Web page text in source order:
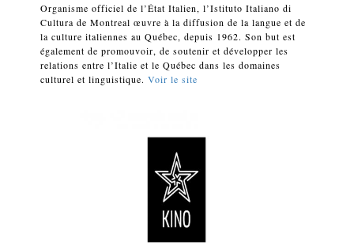
Organisme officiel de l’État Italien, l’Istituto Italiano di
Cultura de Montreal œuvre à la diffusion de la langue et de
la culture italiennes au Québec, depuis 1962. Son but est
également de promouvoir, de soutenir et développer les
relations entre l’Italie et le Québec dans les domaines
culturel et linguistique. Voir le site